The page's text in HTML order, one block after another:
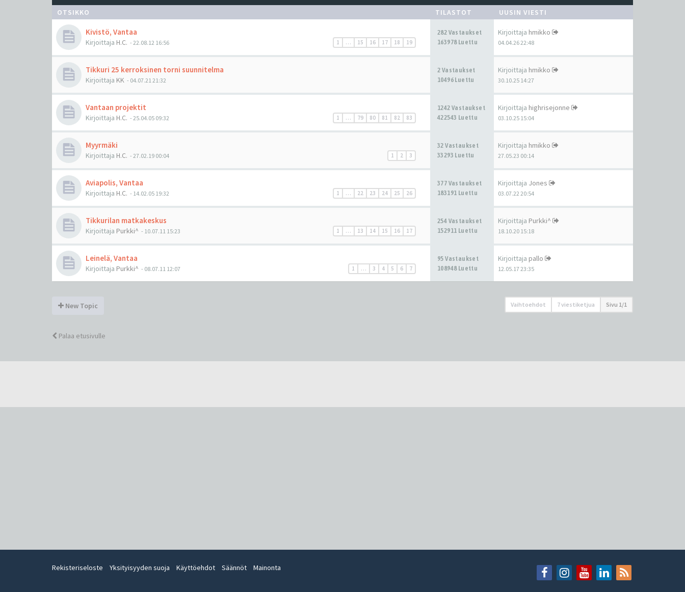
OTSIKKO
TILASTOT UUSIN VIESTI
Kivistö, Vantaa
1 … 15 16 17 18 19
Kirjoittaja H.C. - 22.08.12 16:56
282 Vastaukset
163978 Luettu
Kirjoittaja hmikko
04.04.26 22:48
Tikkuri 25 kerroksinen torni suunnitelma
Kirjoittaja KK - 04.07.21 21:32
2 Vastaukset
10496 Luettu
Kirjoittaja hmikko
30.10.25 14:27
Vantaan projektit
1 … 79 80 81 82 83
Kirjoittaja H.C. - 25.04.05 09:32
1242 Vastaukset
422543 Luettu
Kirjoittaja highrisejonne
03.10.25 15:04
Myyrmäki
1 2 3
Kirjoittaja H.C. - 27.02.19 00:04
32 Vastaukset
33293 Luettu
Kirjoittaja hmikko
27.05.23 00:14
Aviapolis, Vantaa
1 … 22 23 24 25 26
Kirjoittaja H.C. - 14.02.05 19:32
377 Vastaukset
183191 Luettu
Kirjoittaja Jones
03.07.22 20:54
Tikkurilan matkakeskus
1 … 13 14 15 16 17
Kirjoittaja Purkki^ - 10.07.11 15:23
254 Vastaukset
152911 Luettu
Kirjoittaja Purkki^
18.10.20 15:18
Leinelä, Vantaa
1 … 3 4 5 6 7
Kirjoittaja Purkki^ - 08.07.11 12:07
95 Vastaukset
108948 Luettu
Kirjoittaja pallo
12.05.17 23:35
New Topic Vaihtoehdot 7 viestiketjua Sivu 1 /1
Palaa etusivulle
Rekisteriseloste Yksityisyyden suoja Käyttöehdot Säännöt Mainonta